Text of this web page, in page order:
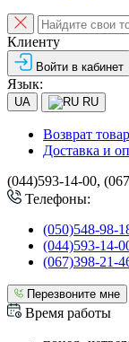
Клиенту
Войти в кабинет
Язык:
UA RU
Возврат
Доставка и
(044)593-14-00,
Телефоны:
(050)548-98-
(044)593-14-
(067)398-21-
Перезвоните мне
Время работы